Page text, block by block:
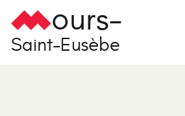
ours-
Saint-Eusèbe